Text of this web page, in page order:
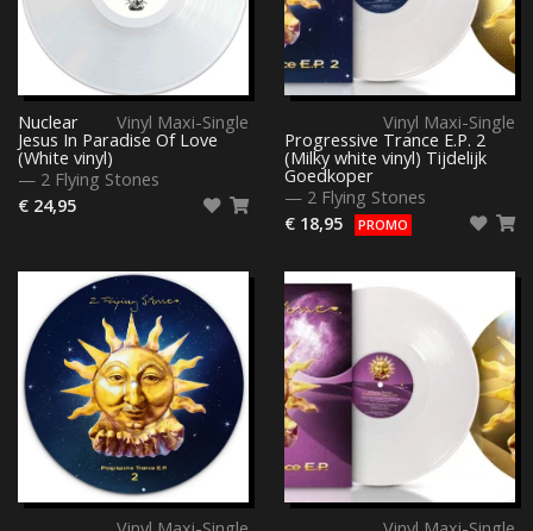
Vinyl Maxi-Single
Nuclear
Jesus In Paradise Of Love
(White vinyl)
— 2 Flying Stones
€ 24,95
Vinyl Maxi-Single
Progressive Trance E.P. 2
(Milky white vinyl) Tijdelijk
Goedkoper
— 2 Flying Stones
€ 18,95
PROMO